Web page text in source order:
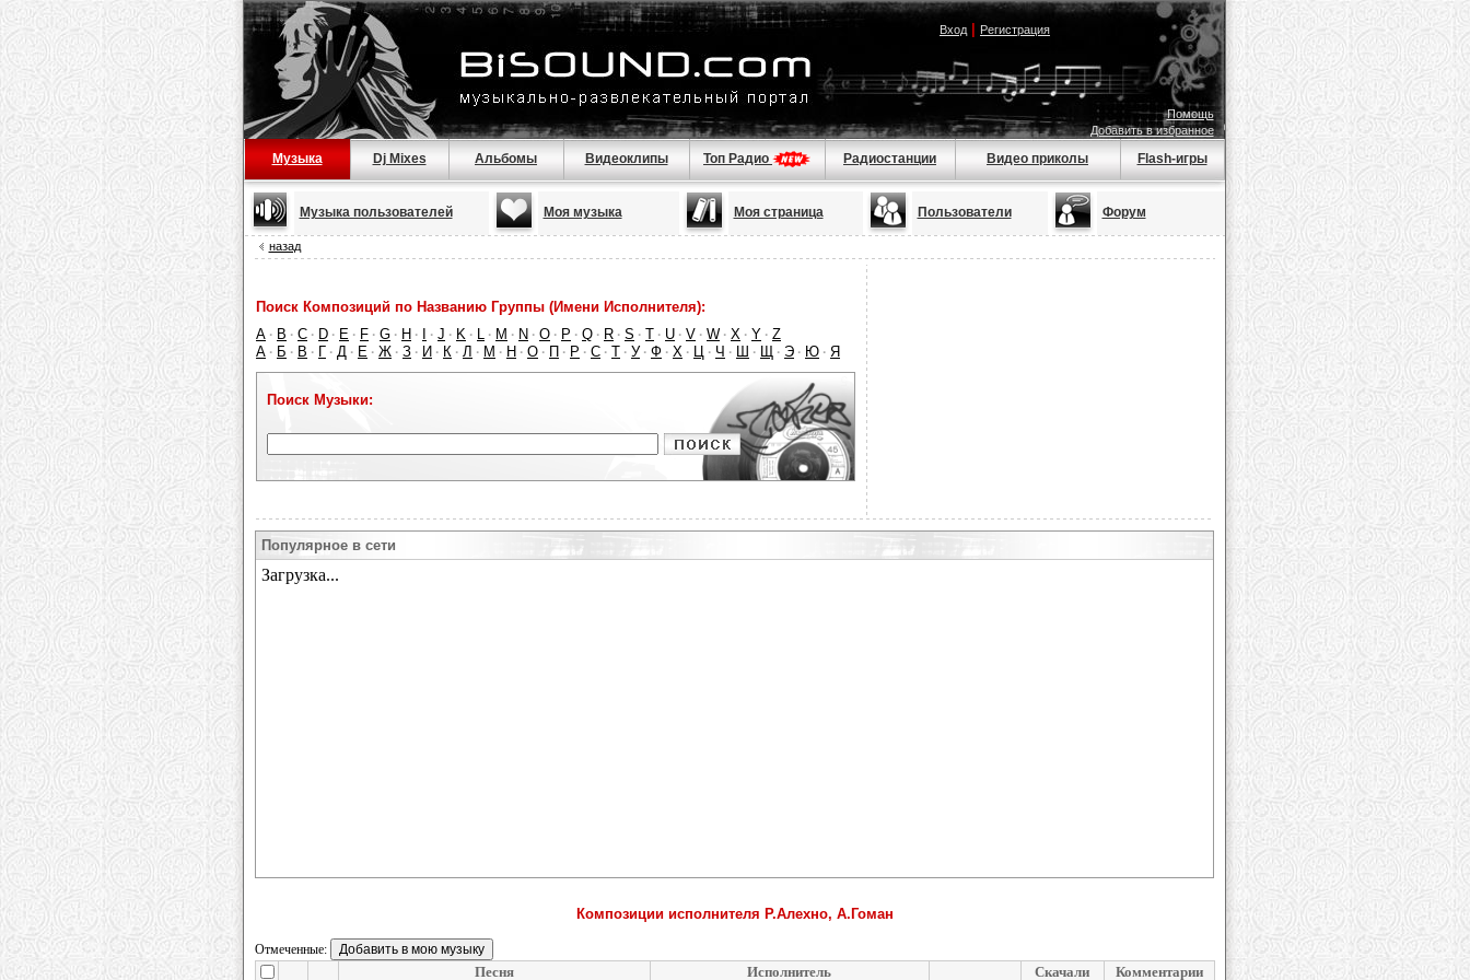
Вход| Регистрация
Помощь
Добавить в избранное
Музыка Dj Mixes Альбомы Видеоклипы Топ Радио Радиостанции Видео приколы Flash-игры
Музыка пользователей Моя музыка Моя страница Пользователи Форум
назад
Поиск Композиций по Названию Группы (Имени Исполнителя):
A · B · C · D · E · F · G · H · · J · K · L · M · N · O · P · Q · R · S · T · U · V · W · X · Y · Z
А · Б · В · Г · Д · Е · Ж · З · И · К · Л · М · Н · О · П · Р · С · Т · У · Ф · Х · Ц · Ч · Ш · Щ · Э · Ю · Я
Поиск Музыки:
Популярное в сети
Композиции исполнителя Р.Алехно, А.Гоман
Отмеченные:
Песня Исполнитель Скачали Комментарии